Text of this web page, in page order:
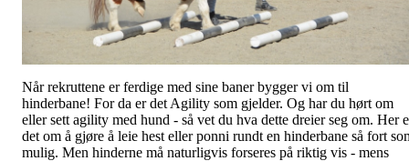
Når rekruttene er ferdige med sine baner bygger vi om til
hinderbane! For da er det Agility som gjelder. Og har du hørt om
eller sett agility med hund - så vet du hva dette dreier seg om. Her
det om å gjøre å leie hest eller ponni rundt en hinderbane så fort
mulig. Men hinderne må naturligvis forseres på riktig vis - mens